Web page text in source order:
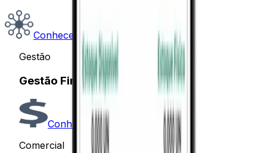
Conhecer
Gestão
Gestão Financeira
Conhecer
Comercial